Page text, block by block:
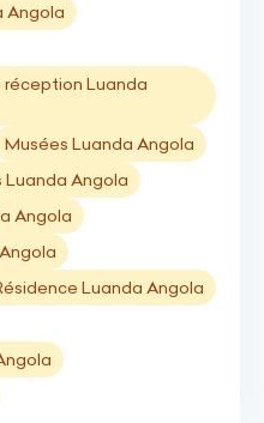
Angola
réception Luanda
Musées Luanda Angola
Angola
Angola
Luanda Angola